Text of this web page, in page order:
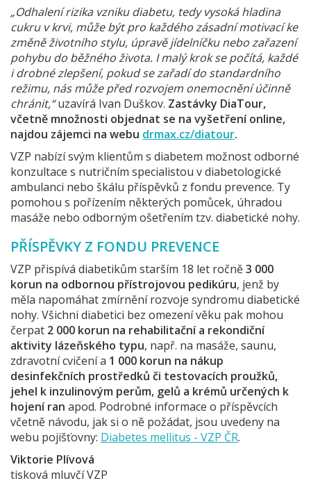
„Odhalení rizika vzniku diabetu, tedy vysoká hladina
cukru v krvi, může být pro každého zásadní motivací ke
změně životního stylu, úpravě jídelníčku nebo zařazení
pohybu do běžného života. I malý krok se počítá, každé
i drobné zlepšení, pokud se zařadí do standardního
režimu, nás může před rozvojem onemocnění účinně
chránit,“uzavírá Ivan Duškov. Zastávky DiaTour,
včetně množnosti objednat se na vyšetření online,
najdou zájemci na webu drmax.cz/diatour.
VZP nabízí svým klientům s diabetem možnost odborné
konzultace s nutričním specialistou v diabetologické
ambulanci nebo škálu příspěvků z fondu prevence. Ty
pomohou s pořízením některých pomůcek, úhradou
masáže nebo odborným ošetřením tzv. diabetické nohy.
PŘÍSPĚVKY Z FONDU PREVENCE
VZP přispívá diabetikům starším 18 let ročně3 000
korun na odbornou přístrojovou pedikúru, jenž by
měla napomáhat zmírnění rozvoje syndromu diabetické
nohy. Všichni diabetici bez omezení věku pak mohou
čerpat 2 000 korun na rehabilitační a rekondiční
aktivity lázeňského typu, např. na masáže, saunu,
zdravotní cvičení a 1 000 korun na nákup
desinfekčních prostředků či testovacích proužků,
jehel k inzulinovým perům, gelů a krémů určených k
hojení ran apod. Podrobné informace o příspěvcích
včetně návodu, jak si o ně požádat, jsou uvedeny na
webu pojišťovny: Diabetes mellitus - VZP ČR.
Viktorie Plívová
tisková mluvčí VZP